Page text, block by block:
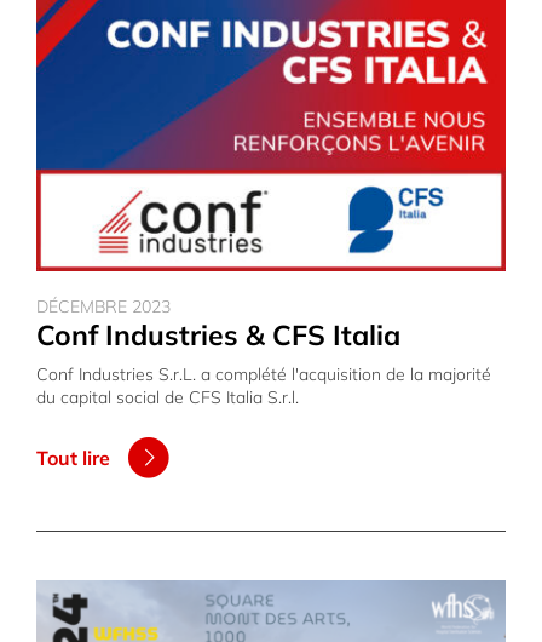
DÉCEMBRE 2023
Conf Industries & CFS Italia
Conf Industries S.r.L. a complété l'acquisition de la majorité
du capital social de CFS Italia S.r.l.
Tout lire